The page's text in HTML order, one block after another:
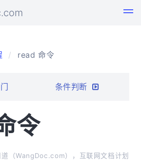
read 命令
条件判断
令
道（WangDoc.com），互联网文档计划